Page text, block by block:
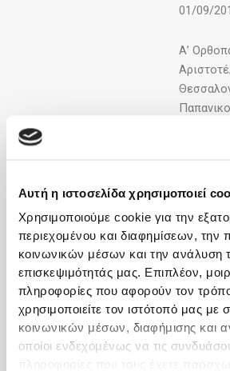
Αυτή η ιστοσελίδα χρησιμοποιεί
Χρησιμοποιούμε cookie για την
περιεχομένου και διαφημίσεων, την
κοινωνικών μέσων και την ανάλυση
επισκεψιμότητάς μας. Επιπλέον,
πληροφορίες που αφορούν τον
χρησιμοποιείτε τον ιστότοπό μας με
κοινωνικών μέσων, διαφήμισης και
οποίοι ενδεχομένως να τις
01/09/
Α’
28/02/
12/10/
Π.Ι.
Σερρών)
13/02/